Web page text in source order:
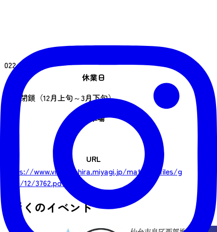
022-341-8515
休業日
冬季閉鎖（12月上旬～3月下旬）
駐車場
URL
https://www.village.ohira.miyagi.jp/material/files/g
roup/12/3762.pdf
近くのイベント